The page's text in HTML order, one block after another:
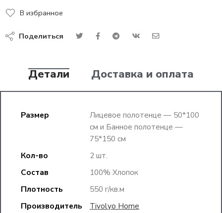
В избранное
Поделиться
Детали Доставка и оплата
Размер
Лицевое полотенце — 50*100
см и Банное полотенце —
75*150 см
Кол-во
2 шт.
Состав
100% Хлопок
Плотность
550 г/кв.м
Производитель
Tivolyo Home